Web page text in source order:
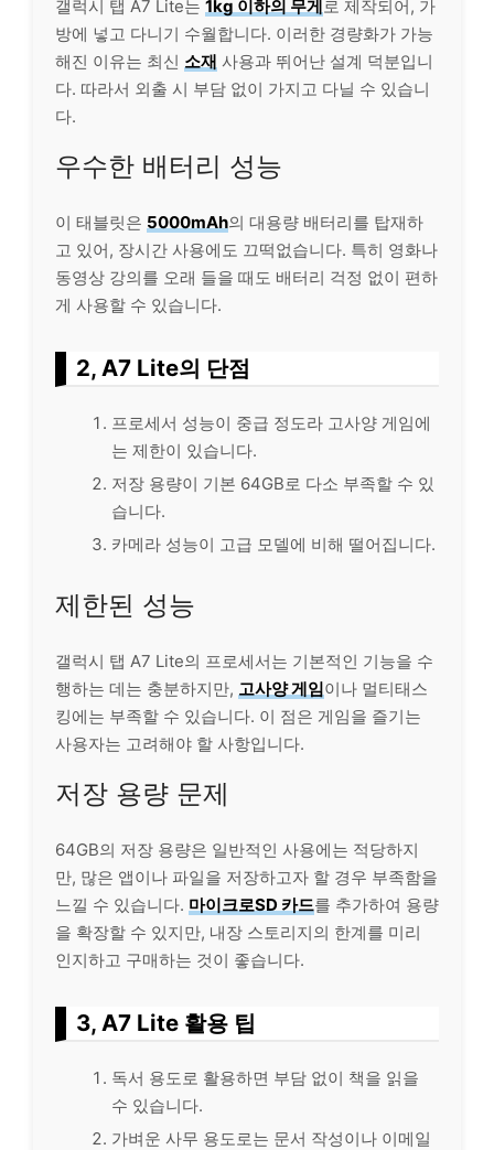
갤럭시 탭 A7 Lite는 1kg 이하의 무게로 제작되어, 가
방에 넣고 다니기 수월합니다. 이러한 경량화가 가능
해진 이유는 최신 소재 사용과 뛰어난 설계 덕분입니
다. 따라서 외출 시 부담 없이 가지고 다닐 수 있습니
다.
우수한 배터리 성능
이 태블릿은 5000mAh의 대용량 배터리를 탑재하
고 있어, 장시간 사용에도 끄떡없습니다. 특히 영화나
동영상 강의를 오래 들을 때도 배터리 걱정 없이 편하
게 사용할 수 있습니다.
2, A7 Lite의 단점
프로세서 성능이 중급 정도라 고사양 게임에
는 제한이 있습니다.
저장 용량이 기본 64GB로 다소 부족할 수 있
습니다.
카메라 성능이 고급 모델에 비해 떨어집니다.
제한된 성능
갤럭시 탭 A7 Lite의 프로세서는 기본적인 기능을 수
행하는 데는 충분하지만, 고사양 게임이나 멀티태스
킹에는 부족할 수 있습니다. 이 점은 게임을 즐기는
사용자는 고려해야 할 사항입니다.
저장 용량 문제
64GB의 저장 용량은 일반적인 사용에는 적당하지
만, 많은 앱이나 파일을 저장하고자 할 경우 부족함을
느낄 수 있습니다. 마이크로SD 카드를 추가하여 용량
을 확장할 수 있지만, 내장 스토리지의 한계를 미리
인지하고 구매하는 것이 좋습니다.
3, A7 Lite 활용 팁
독서 용도로 활용하면 부담 없이 책을 읽을
수 있습니다.
가벼운 사무 용도로는 문서 작성이나 이메일